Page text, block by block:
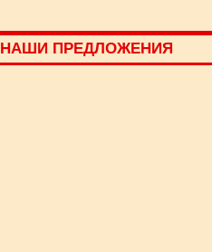
НАШИ ПРЕДЛОЖЕНИЯ